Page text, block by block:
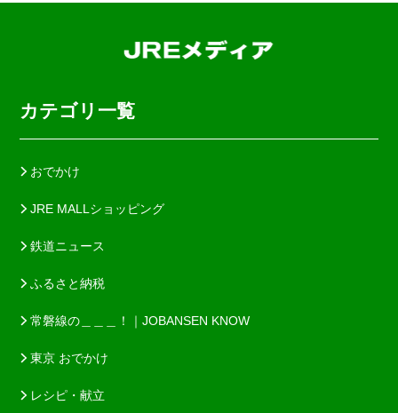
カテゴリ一覧
おでかけ
JRE MALLショッピング
鉄道ニュース
ふるさと納税
常磐線の＿＿＿！｜JOBANSEN KNOW
東京 おでかけ
レシピ・献立